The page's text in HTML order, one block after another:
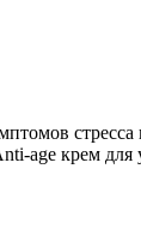
стресса
age крем